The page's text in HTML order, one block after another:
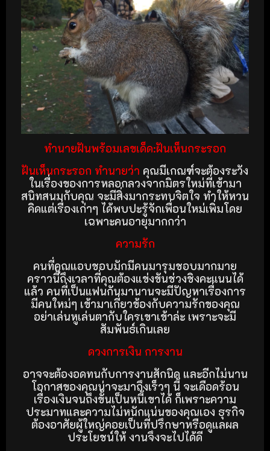
ทำนายฝันพร้อมเลขเด็ด:ฝันเห็นกระรอก
ฝันเห็นกระรอก ทำนายว่า คุณมีเกณฑ์จะต้องระวัง
ในเรื่องของการหลอกลวงจากมิตรใหม่ที่เข้ามา
สนิทสนมกับคุณ จะมีสิ่งมากระทบจิตใจ ทำให้หวน
คิดแต่เรื่องเก่าๆ ได้พบปะรู้จักเพื่อนใหม่เพิ่มโดย
เฉพาะคนอายุมากกว่า
ความรัก
คนที่คุณแอบชอบมักมีคนมารุมชอบมากมาย
คราวนี้ถึงเวลาที่คุณต้องแข่งขันช่วงชิงคะแนนได้
แล้ว คนที่เป็นแฟนกันมานานจะมีปัญหาเรื่องการ
มีคนใหม่ๆ เข้ามาเกี่ยวข้องกับความรักของคุณ
อย่าเล่นหูเล่นตากับใครเขาเข้าล่ะ เพราะจะมี
สัมพันธ์เกินเลย
ดวงการเงิน การงาน
อาจจะต้องอดทนกับการงานสักนิด และอีกไม่นาน
โอกาสของคุณน่าจะมาถึงเร็วๆ นี้ จะเดือดร้อน
เรื่องเงินจนถึงขั้นเป็นหนี้เขาได้ ก็เพราะความ
ประมาทและความไม่หนักแน่นของคุณเอง ธุรกิจ
ต้องอาศัยผู้ใหญ่คอยเป็นที่ปรึกษาหรือดูแลผล
ประโยชน์ให้ งานจึงจะไปได้ดี